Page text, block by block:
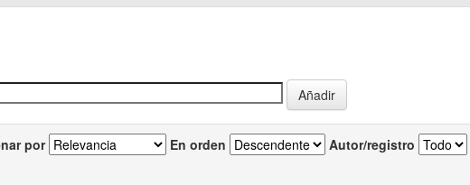
por En orden Autor/registro